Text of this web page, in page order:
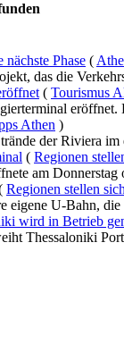
Phase (
das die
( Tourismus
eröffnet.
Athen )
der Riviera im
( Regionen
am Donnerstag
Regionen stellen
eigene U-Bahn, die
wird in Betrieb
Thessaloniki